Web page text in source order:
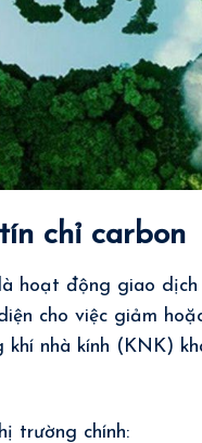
chỉ carbon
hoạt động giao dịch
cho việc giảm
nhà kính (KNK)
trường chính: